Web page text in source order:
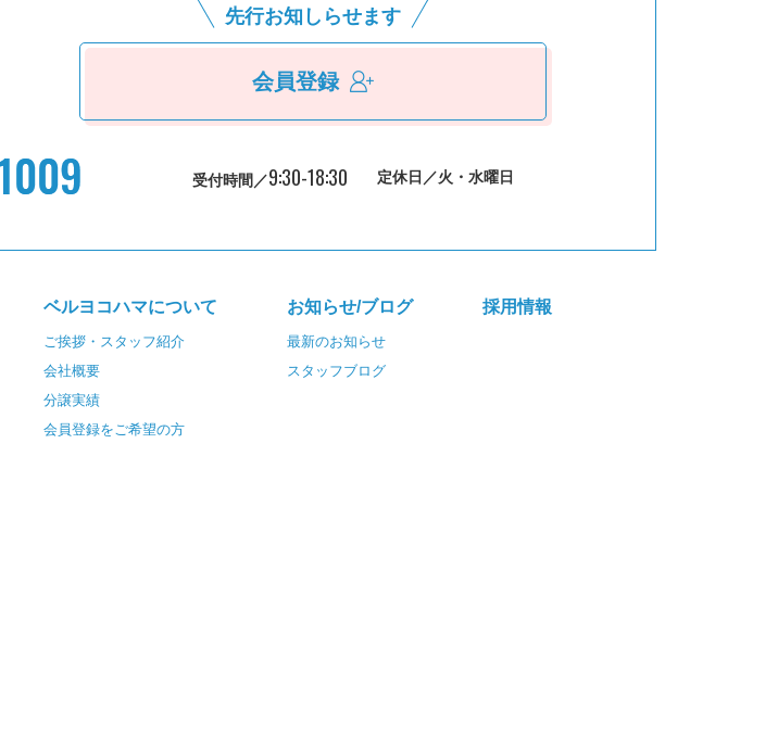
先⾏お知しらせます
会員登録
受付時間／9:30-18:30 定休日／火・水曜日
ベルヨコハマについて
ご挨拶・スタッフ紹介
会社概要
分譲実績
会員登録をご希望の方
お知らせ/ブログ
最新のお知らせ
スタッフブログ
採⽤情報